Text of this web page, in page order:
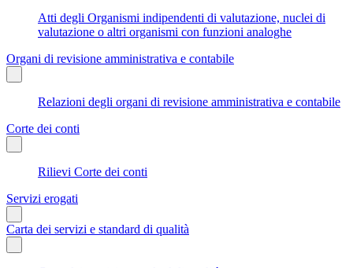
Atti degli Organismi indipendenti di valutazione, nuclei di
valutazione o altri organismi con funzioni analoghe
Organi di revisione amministrativa e contabile
Relazioni degli organi di revisione amministrativa e contabile
Corte dei conti
Rilievi Corte dei conti
Servizi erogati
Carta dei servizi e standard di qualità